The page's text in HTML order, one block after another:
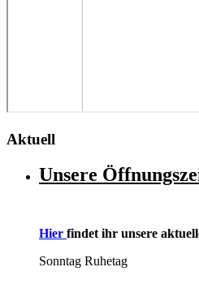
Aktuell
Unsere
Hier findet ihr unsere
Sonntag Ruhetag